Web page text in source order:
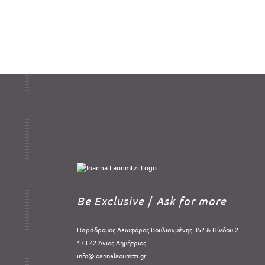
Be Exclusive / Ask for more
Παράδρομος Λεωφόρος Βουλιαγμένης 352 & Πίνδου 2
173 42 Άγιος Δημήτριος
info@ioannalaoumtzi.gr